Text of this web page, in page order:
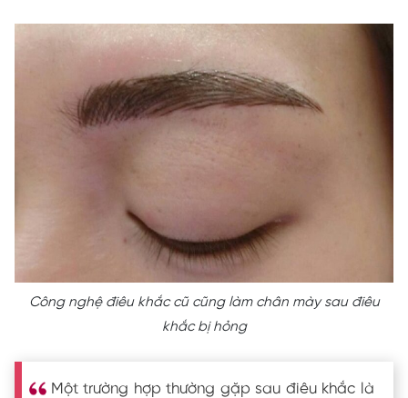
Công nghệ điêu khắc cũ cũng làm chân mày sau điêu
khắc bị hỏng
Một trường hợp thường gặp sau điêu khắc là